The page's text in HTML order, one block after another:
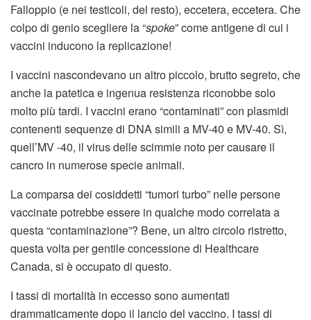
Falloppio (e nei testicoli, del resto), eccetera, eccetera. Che
colpo di genio scegliere la “spoke” come antigene di cui i
vaccini inducono la replicazione!
I vaccini nascondevano un altro piccolo, brutto segreto, che
anche la patetica e ingenua resistenza riconobbe solo
molto più tardi. I vaccini erano “contaminati” con plasmidi
contenenti sequenze di DNA simili a MV-40 e MV-40. Sì,
quell’MV -40, il virus delle scimmie noto per causare il
cancro in numerose specie animali.
La comparsa dei cosiddetti “tumori turbo” nelle persone
vaccinate potrebbe essere in qualche modo correlata a
questa “contaminazione”? Bene, un altro circolo ristretto,
questa volta per gentile concessione di Healthcare
Canada, si è occupato di questo.
I tassi di mortalità in eccesso sono aumentati
drammaticamente dopo il lancio del vaccino. I tassi di